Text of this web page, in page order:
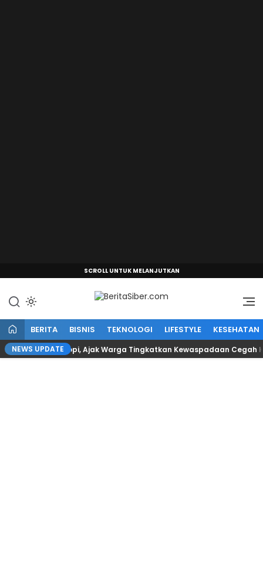
SCROLL UNTUK MELANJUTKAN
BERITA BISNIS TEKNOLOGI LIFESTYLE KESEHATAN
NEWS UPDATE
Kopi, Ajak Warga Tingkatkan Kewaspadaan Cegah